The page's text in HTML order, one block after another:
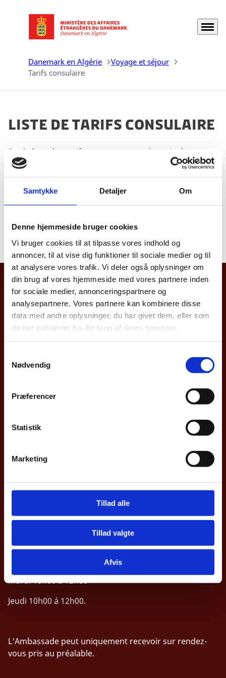
Samtykke Detaljer Om
Denne hjemmeside bruger cookies
Vi bruger cookies til at tilpasse vores indhold og
annoncer, til at vise dig funktioner til sociale medier og til
at analysere vores trafik. Vi deler også oplysninger om
din brug af vores hjemmeside med vores partnere inden
for sociale medier, annonceringspartnere og
analysepartnere. Vores partnere kan kombinere disse
data med andre oplysninger, du har givet dem, eller som
de har indsamlet fra din brug af deres tjenester.
Nødvendig
Præferencer
Statistik
Marketing
Tillad alle
Tillad valgte
Afvis
Aller à la page d'accueil Menu
Danemark en Algérie
Voyage et séjour
Tarifs consulaire
Liste de tarifs consulaire
Sur la liste des tarifs, vous trouverez les prix des
services consulaires pour lesquels vous pouvez rendre
à les ambassades/consulats danois (1/1-2024).
Sur celienvous trouverez la liste actuelle des droits
consulaires.
Ambassade Royale du Danemark
07, Chemin Doudou Mokhtar
Ben Aknoun
Alger
E-mail:algamb@um.dk
Déclaration d'accessibilité (en danois)
Les horaires de contact téléphonique à l’ambassade
Dimanche 10h00 à 12h00
Mardi 10h00 á 12h00
Jeudi 10h00 á 12h00.
L'Ambassade peut uniquement recevoir sur rendez-
vous pris au préalable.